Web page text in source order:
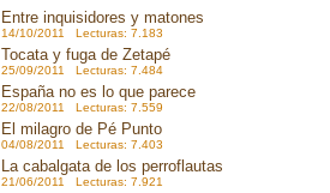
Entre inquisidores y matones
14/10/2011 Lecturas: 7.183
Tocata y fuga de Zetapé
25/09/2011 Lecturas: 7.484
España no es lo que parece
22/08/2011 Lecturas: 7.559
El milagro de Pé Punto
04/08/2011 Lecturas: 7.403
La cabalgata de los perroflautas
21/06/2011 Lecturas: 7.921